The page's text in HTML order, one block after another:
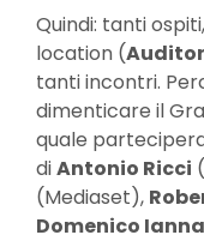
Quindi: tanti
location (
tanti incontri.
dimenticare il
quale
diAntonio Ricci
(Mediaset),
Domenico